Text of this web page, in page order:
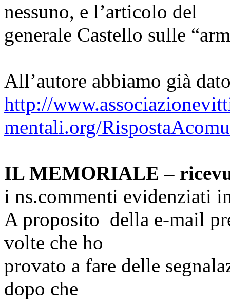
nessuno, e l’articolo del
generale Castello sulle
All’autore abbiamo già
http://
mentali.org/
IL MEMORIALE –
i ns.commenti evidenziati
A proposito della e-mail
volte che ho
provato a fare delle
dopo che